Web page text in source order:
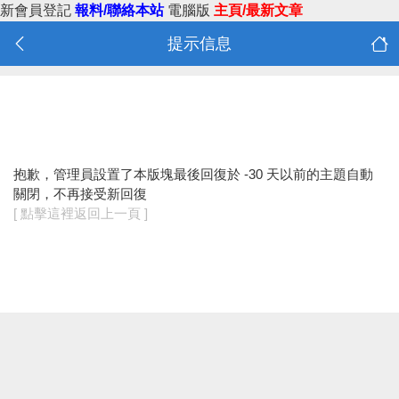
新會員登記 報料/聯絡本站 電腦版 主頁/最新文章
提示信息
抱歉，管理員設置了本版塊最後回復於 -30 天以前的主題自動
關閉，不再接受新回復
[ 點擊這裡返回上一頁 ]